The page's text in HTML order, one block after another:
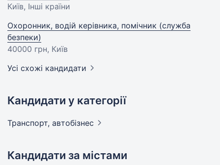
Київ, Інші країни
Охоронник, водій керівника, помічник (служба
безпеки)
40000 грн, Київ
Усі схожі кандидати
Кандидати у категорії
Транспорт, автобізнес
Кандидати за містами